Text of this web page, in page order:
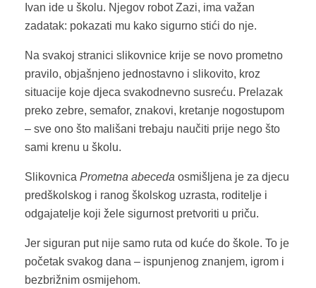
Ivan ide u školu. Njegov robot Zazi, ima važan
zadatak: pokazati mu kako sigurno stići do nje.
Na svakoj stranici slikovnice krije se novo prometno
pravilo, objašnjeno jednostavno i slikovito, kroz
situacije koje djeca svakodnevno susreću. Prelazak
preko zebre, semafor, znakovi, kretanje nogostupom
– sve ono što mališani trebaju naučiti prije nego što
sami krenu u školu.
Slikovnica Prometna abeceda osmišljena je za djecu
predškolskog i ranog školskog uzrasta, roditelje i
odgajatelje koji žele sigurnost pretvoriti u priču.
Jer siguran put nije samo ruta od kuće do škole. To je
početak svakog dana – ispunjenog znanjem, igrom i
bezbrižnim osmijehom.